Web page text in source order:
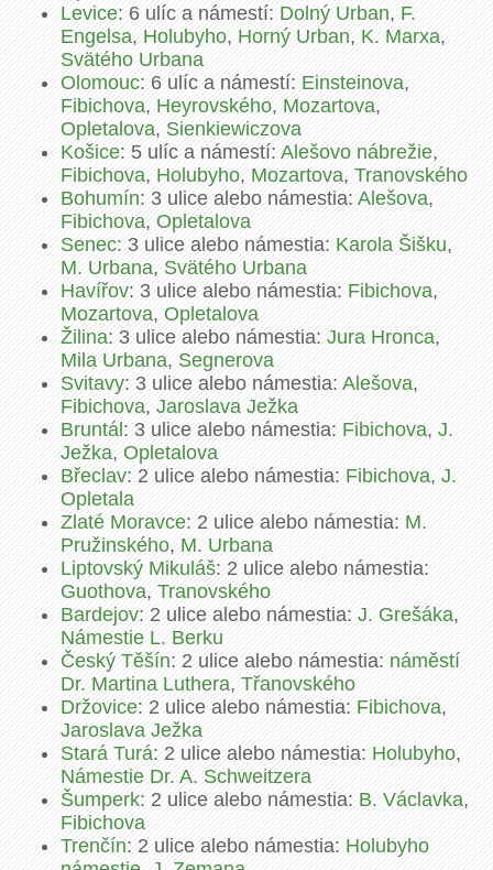
Levice: 6 ulíc a námestí:Dolný Urban,F.
Engelsa,Holubyho,Horný Urban,K. Marxa,
Svätého Urbana
Olomouc: 6 ulíc a námestí:Einsteinova,
Fibichova,Heyrovského,Mozartova,
Opletalova,Sienkiewiczova
Košice: 5 ulíc a námestí:Alešovo nábrežie,
Fibichova,Holubyho,Mozartova,Tranovského
Bohumín: 3 ulice alebo námestia:Alešova,
Fibichova,Opletalova
Senec: 3 ulice alebo námestia:Karola Šišku,
M. Urbana,Svätého Urbana
Havířov: 3 ulice alebo námestia:Fibichova,
Mozartova,Opletalova
Žilina: 3 ulice alebo námestia:Jura Hronca,
Mila Urbana,Segnerova
Svitavy: 3 ulice alebo námestia:Alešova,
Fibichova,Jaroslava Ježka
Bruntál: 3 ulice alebo námestia:Fibichova,J.
Ježka,Opletalova
Břeclav: 2 ulice alebo námestia:Fibichova,J.
Opletala
Zlaté Moravce: 2 ulice alebo námestia:M.
Pružinského,M. Urbana
Liptovský Mikuláš: 2 ulice alebo námestia:
Guothova,Tranovského
Bardejov: 2 ulice alebo námestia:J. Grešáka,
Námestie L. Berku
Český Těšín: 2 ulice alebo námestia:náměstí
Dr. Martina Luthera,Třanovského
Držovice: 2 ulice alebo námestia:Fibichova,
Jaroslava Ježka
Stará Turá: 2 ulice alebo námestia:Holubyho,
Námestie Dr. A. Schweitzera
Šumperk: 2 ulice alebo námestia:B. Václavka,
Fibichova
Trenčín: 2 ulice alebo námestia:Holubyho